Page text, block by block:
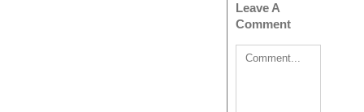
Leave A
Comment
Comment